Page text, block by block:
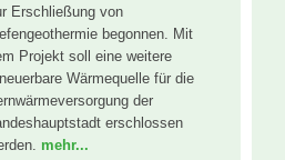
Erschließung von
begonnen. Mit
Projekt soll eine weitere
Wärmequelle für die
der
erschlossen
mehr...